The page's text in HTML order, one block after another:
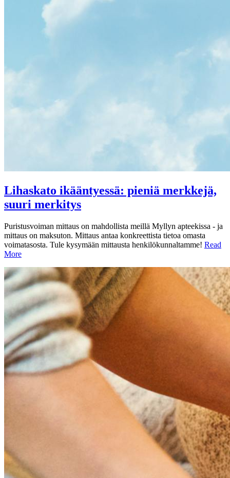
Lihaskato ikääntyessä: pieniä merkkejä,
suuri merkitys
Puristusvoiman mittaus on mahdollista meillä Myllyn apteekissa - ja
mittaus on maksuton. Mittaus antaa konkreettista tietoa omasta
voimatasosta. Tule kysymään mittausta henkilökunnaltamme! Read
More